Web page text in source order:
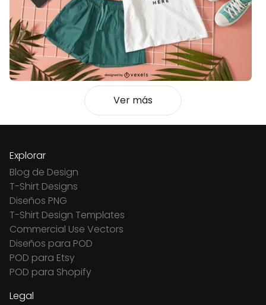
Ver más
Explorar
Blog de Design
T-Shirt Designs
Diseños PNG
T-Shirt Design Templates
Commercial Use Vectors
Diseños para POD
POD para Etsy
POD para Shopify
Legal